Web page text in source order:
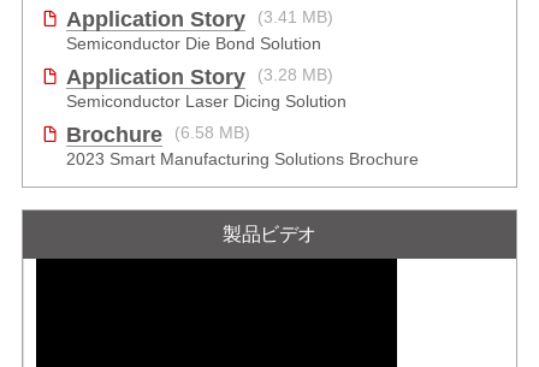
Application Story
(3.41 MB)
Semiconductor Die Bond Solution
Application Story
(3.28 MB)
Semiconductor Laser Dicing Solution
Brochure
(6.58 MB)
2023 Smart Manufacturing Solutions Brochure
製品ビデオ